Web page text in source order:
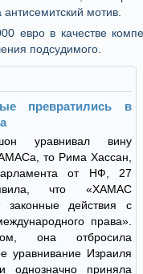
мотив.
евро в качестве
подсудимого.
превратились в
уравнивал вину
то Рима Хассан,
от НФ, 27
что «ХАМАС
законные действия с
права».
она отбросила
уравнивание Израиля
приняла